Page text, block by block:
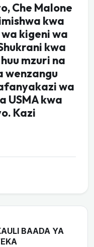
Che Malone
kwa
kigeni wa
kwa
mzuri na
wenzangu
wa
USMA kwa
Kazi
BAADA YA